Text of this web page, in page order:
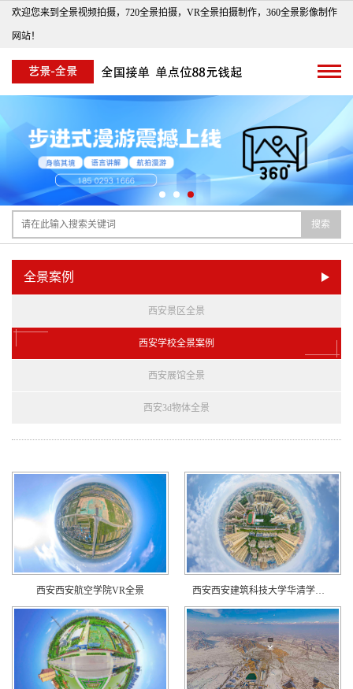
欢迎您来到全景视频拍摄，720全景拍摄，VR全景拍摄制作，360全景影像制作
网站！
搜索
全景案例
西安景区全景
西安学校全景案例
西安展馆全景
西安3d物体全景
西安西安航空学院VR全景 西安西安建筑科技大学华清学院VR全景